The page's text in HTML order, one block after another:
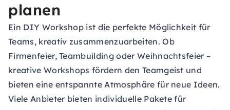
planen
Ein DIY Workshop ist die perfekte Möglichkeit für
Teams, kreativ zusammenzuarbeiten. Ob
Firmenfeier, Teambuilding oder Weihnachtsfeier –
kreative Workshops fördern den Teamgeist und
bieten eine entspannte Atmosphäre für neue Ideen.
Viele Anbieter bieten individuelle Pakete für